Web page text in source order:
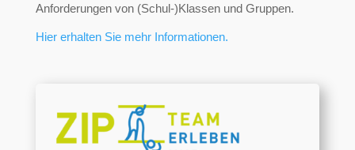
Anforderungen von (Schul-)Klassen und Gruppen.
Hier erhalten Sie mehr Informationen.